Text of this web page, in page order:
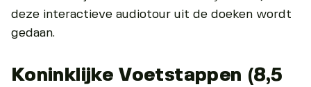
deze interactieve audiotour uit de doeken wordt
gedaan.
Koninklijke Voetstappen (8,5